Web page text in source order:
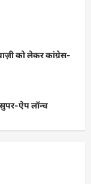
को लेकर कांग्रेस-
ऐप लॉन्च